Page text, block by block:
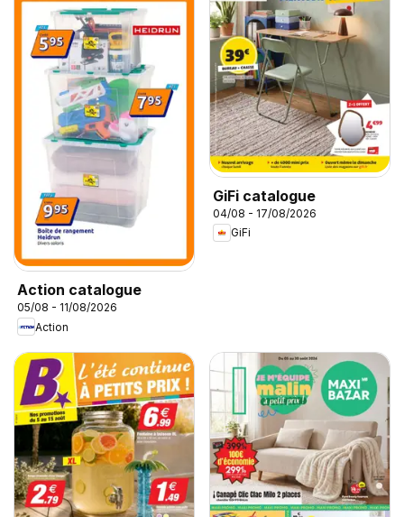
Action catalogue
05/08 - 11/08/2026
Action
GiFi catalogue
04/08 - 17/08/2026
GiFi